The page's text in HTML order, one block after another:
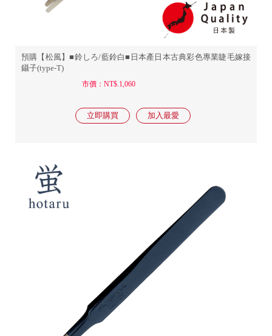
預購【松風】■鈴しろ/藍鈴白■日本產日本古典彩色專業睫毛嫁接
鑷子(type-T)
市價：NT$.1,060